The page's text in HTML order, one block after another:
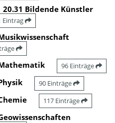
20.31 Bildende Künstler
Eintrag
96 Einträge
90 Einträge
117 Einträge